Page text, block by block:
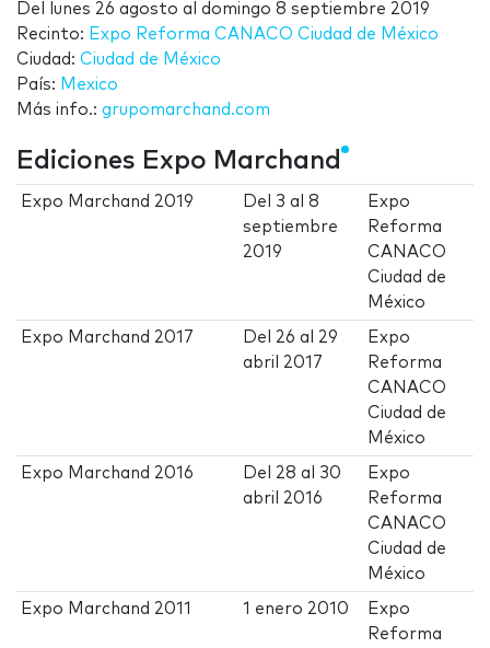
Del lunes 26 agosto al domingo 8 septiembre 2019
Recinto: Expo Reforma CANACO Ciudad de México
Ciudad: Ciudad de México
País: Mexico
Más info.: grupomarchand.com
Ediciones Expo Marchand
Expo Marchand 2019 Del 3 al8
septiembre
2019
Expo
Reforma
CANACO
Ciudad de
México
Expo Marchand 2017 Del 26 al 29
abril 2017
Expo
Reforma
CANACO
Ciudad de
México
Expo Marchand 2016 Del 28 al 30
abril 2016
Expo
Reforma
CANACO
Ciudad de
México
Expo Marchand 2011 1 enero 2010
Expo
Reforma